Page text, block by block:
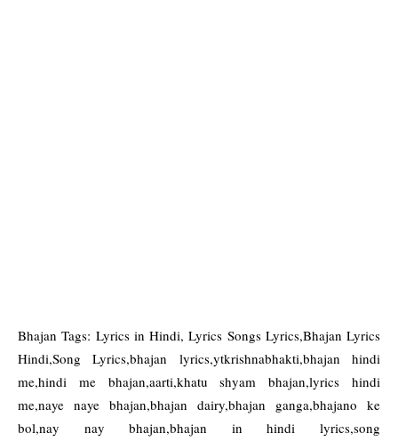
Bhajan Tags: Lyrics in Hindi, Lyrics Songs Lyrics,Bhajan Lyrics
Hindi,Song Lyrics,bhajan lyrics,ytkrishnabhakti,bhajan hindi
me,hindi me bhajan,aarti,khatu shyam bhajan,lyrics hindi
me,naye naye bhajan,bhajan dairy,bhajan ganga,bhajano ke
bol,nay nay bhajan,bhajan in hindi lyrics,song